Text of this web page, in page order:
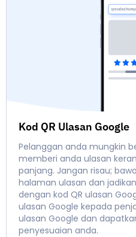
Kod QR Ulasan Google
Pelanggan anda mungkin
memberi anda ulasan
panjang. Jangan risau;
halaman ulasan dan
dengan kod QR ulasan
ulasan Google kepada
ulasan Google dan
penyesuaian anda.